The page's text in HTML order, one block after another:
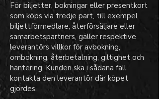
För biljetter, bokningar eller presentkort
som köps via tredje part, till exempel
biljettförmedlare, återförsäljare eller
samarbetspartners, gäller respektive
leverantörs villkor för avbokning,
ombokning, återbetalning, giltighet och
hantering. Kunden ska i sådana fall
kontakta den leverantör där köpet
gjordes.